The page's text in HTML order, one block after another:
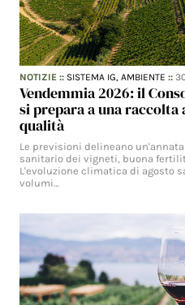
NOTIZIE :: SISTEMA IG,AMBIENTE ::
Vendemmia 2026: il
si prepara a una
qualità
Le previsioni delineano
sanitario dei vigneti, buona
L'evoluzione climatica di agosto
volumi…